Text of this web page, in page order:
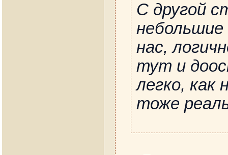
С другой
небольшие
нас,
тут и
легко, как
тоже